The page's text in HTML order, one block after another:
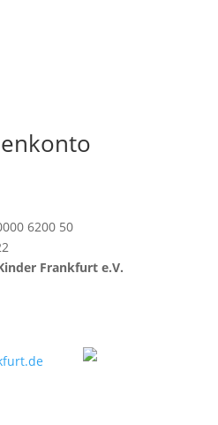
6200 50
Frankfurt e.V.